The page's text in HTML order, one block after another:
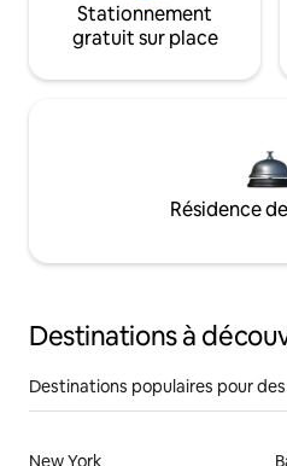
Stationnement
gratuit sur place
Résidence
Destinations à
Destinations populaires pour
New York